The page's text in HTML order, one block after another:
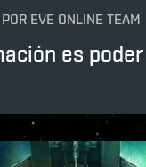
POR EVE ONLINE TEAM
es poder